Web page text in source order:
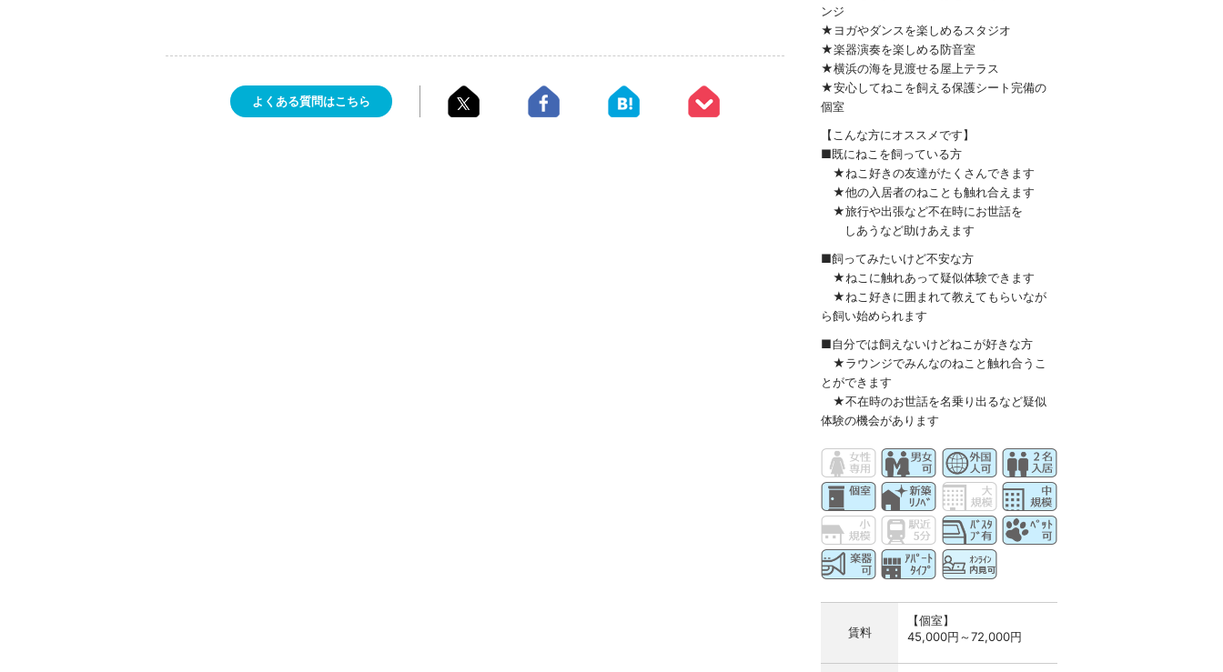
よくある質問はこちら
ンジ
★ヨガやダンスを楽しめるスタジオ
★楽器演奏を楽しめる防音室
★横浜の海を見渡せる屋上テラス
★安心してねこを飼える保護シート完備の
個室
【こんな方にオススメです】
■既にねこを飼っている方
★ねこ好きの友達がたくさんできます
★他の入居者のねことも触れ合えます
★旅行や出張など不在時にお世話を
しあうなど助けあえます
■飼ってみたいけど不安な方
★ねこに触れあって疑似体験できます
★ねこ好きに囲まれて教えてもらいなが
ら飼い始められます
■自分では飼えないけどねこが好きな方
★ラウンジでみんなのねこと触れ合うこ
とができます
★不在時のお世話を名乗り出るなど疑似
体験の機会があります
賃料
【個室】
45,000円～72,000円